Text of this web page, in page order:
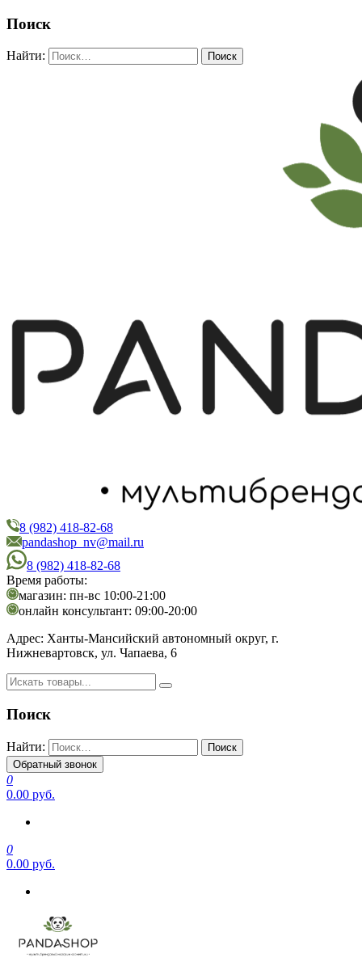
Поиск
Найти:
PandaShop
Интернет-магазин косметики
8 (982) 418-82-68
pandashop_nv@mail.ru
8 (982) 418-82-68
Время работы:
магазин: пн-вс 10:00-21:00
онлайн консультант: 09:00-20:00
Адрес: Ханты-Мансийский автономный округ, г.
Нижневартовск, ул. Чапаева, 6
Поиск
Найти:
Обратный звонок
0
0.00 руб.
0
0.00 руб.